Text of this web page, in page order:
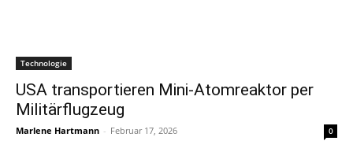
Technologie
USA transportieren Mini-Atomreaktor per
Militärflugzeug
Marlene Hartmann - Februar 17, 2026 0